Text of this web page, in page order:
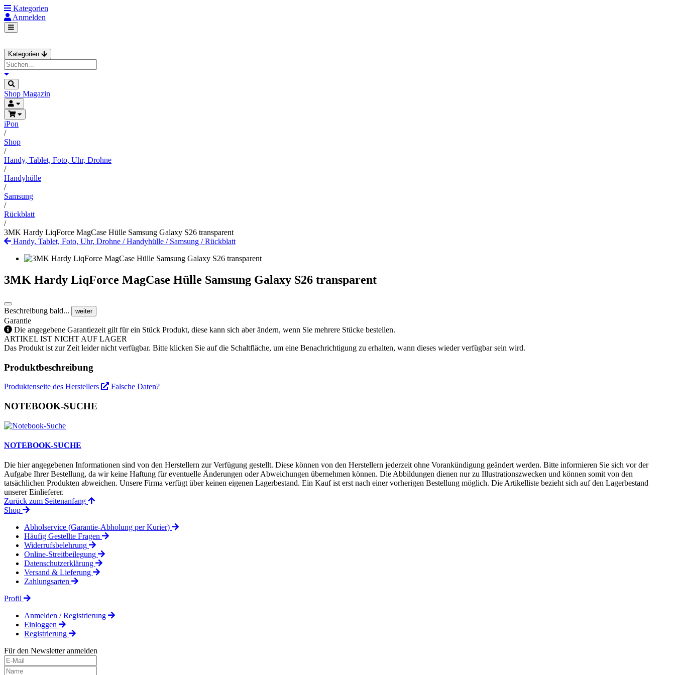
Kategorien
Anmelden
Kategorien
Shop Magazin
iPon
/
Shop
/
Handy, Tablet, Foto, Uhr, Drohne
/
Handyhülle
/
Samsung
/
Rückblatt
/
3MK Hardy LiqForce MagCase Hülle Samsung Galaxy S26 transparent
Handy, Tablet, Foto, Uhr, Drohne /Handyhülle / Samsung /Rückblatt
3MK Hardy LiqForce MagCase Hülle Samsung Galaxy S26 transparent
Beschreibung bald... weiter
Garantie
Die angegebene Garantiezeit gilt für ein Stück Produkt, diese kann sich aber ändern, wenn Sie mehrere Stücke bestellen.
ARTIKEL IST NICHT AUF LAGER
Das Produkt ist zur Zeit leider nicht verfügbar. Bitte klicken Sie auf die Schaltfläche, um eine Benachrichtigung zu erhalten, wann dieses wieder verfügbar sein wird.
Produktbeschreibung
Produktenseite des Herstellers Falsche Daten?
NOTEBOOK-SUCHE
NOTEBOOK-SUCHE
Die hier angegebenen Informationen sind von den Herstellern zur Verfügung gestellt. Diese können von den Herstellern jederzeit ohne Vorankündigung geändert werden. Bitte informieren Sie sich vor der
Aufgabe Ihrer Bestellung, da wir keine Haftung für eventuelle Änderungen oder Abweichungen übernehmen können. Die Abbildungen dienen nur zu Illustrationszwecken und können somit von den
tatsächlichen Produkten abweichen. Unsere Firma verfügt über keinen eigenen Lagerbestand. Ein Kauf ist erst nach einer vorherigen Bestellung möglich. Die Artikelliste bezieht sich auf den Lagerbestand
unserer Einlieferer.
Zurück zum Seitenanfang
Shop
Abholservice (Garantie-Abholung per Kurier)
Häufig Gestellte Fragen
Widerrufsbelehrung
Online-Streitbeilegung
Datenschutzerklärung
Versand & Lieferung
Zahlungsarten
Profil
Anmelden / Registrierung
Einloggen
Registrierung
Für den Newsletter anmelden